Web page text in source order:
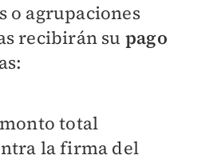
o agrupaciones
recibirán su pago
monto total
la firma del